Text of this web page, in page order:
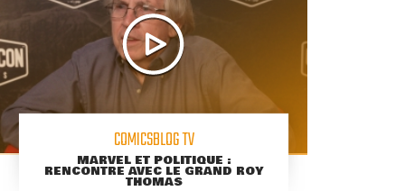
COMICSBLOG TV
MARVEL ET POLITIQUE :
RENCONTRE AVEC LE GRAND ROY
THOMAS